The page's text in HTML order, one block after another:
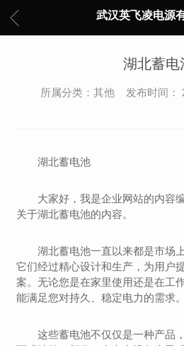
武汉英飞凌电源
湖北蓄电
所属分类：其他 发布时间：
湖北蓄电池
大家好，我是企业网站的内容
关于湖北蓄电池的内容。
湖北蓄电池一直以来都是市场
它们经过精心设计和生产，为用户
案。无论您是在家里使用还是在工
能满足您对持久、稳定电力的需求。
这些蓄电池不仅仅是一种产品